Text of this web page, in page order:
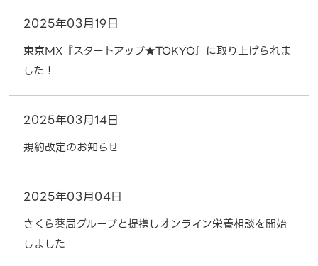
2025年03月19日
東京MX『スタートアップ★TOKYO』に取り上げられま
した！
2025年03月14日
規約改定のお知らせ
2025年03月04日
さくら薬局グループと提携しオンライン栄養相談を開始
しました